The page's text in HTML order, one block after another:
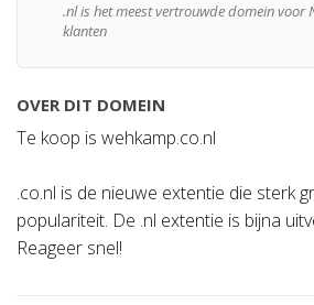
.nl is het meest vertrouwde domein voor
klanten
OVER DIT DOMEIN
Te koop is wehkamp.co.nl
.co.nl is de nieuwe extentie die sterk
populariteit. De .nl extentie is bijna
Reageer snel!